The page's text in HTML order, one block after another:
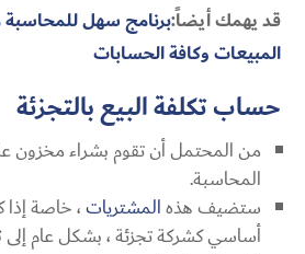
قد يهمك أيضاً:برنامج سهل للمحاسبة
المبيعات وكافة الحسابات
حساب تكلفة البيع بالتجزئة
من المحتمل أن تقوم بشراء مخزون
المحاسبة.
ستضيف هذهالمشتريات، خاصة
أساسي كشركة تجزئة ، بشكل عام إلى